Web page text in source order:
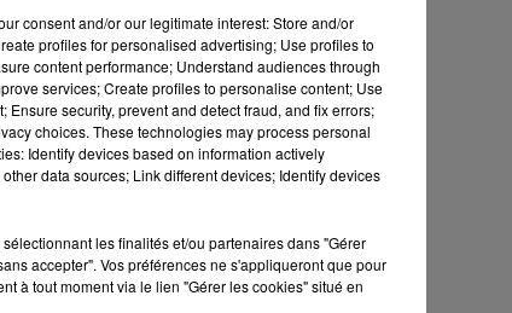
consent and/or our legitimate interest: Store and/or
profiles for personalised advertising; Use profiles to
content performance; Understand audiences through
services; Create profiles to personalise content; Use
security, prevent and detect fraud, and fix errors;
choices. These technologies may process personal
Identify devices based on information actively
data sources; Link different devices; Identify devices
les finalités et/ou partenaires dans "Gérer
accepter". Vos préférences ne s'appliqueront que pour
à tout moment via le lien "Gérer les cookies" situé en